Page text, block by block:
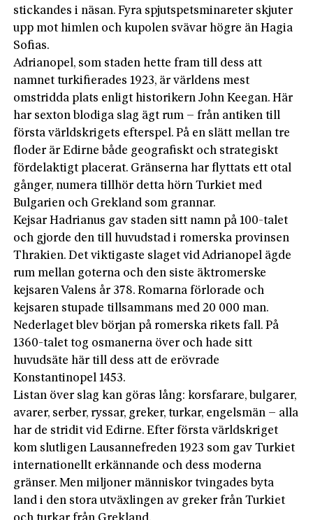
stickandes i näsan. Fyra spjutspetsminareter skjuter
upp mot himlen och kupolen svävar hög­re än Hagia
Sofias.
Adrianopel, som staden hette fram till dess att
namnet turkifierades 1923, är världens mest
omstridda plats enligt historikern John Keegan. Här
har sexton blodiga slag ägt rum – från antiken till
första världskrigets efterspel. På en slätt mellan tre
floder är Edirne både geografiskt och strategiskt
fördelaktigt placerat. Gränserna har flyttats ett otal
gånger, numera tillhör detta hörn Tur­kiet med
Bulgarien och Grekland som grannar.
Kejsar Hadrianus gav staden sitt namn på 100-talet
och gjorde den till huvudstad i romerska provinsen
Thrakien. Det viktigaste slaget vid Adrianopel ägde
rum mellan goterna och den siste äktromerske
kejsaren Valens år 378. Romarna förlorade och
kejsaren stupade tillsammans med 20 000 man.
Nederlaget blev början på romerska rikets fall. På
1360-talet tog osmanerna över och hade sitt
huvudsäte här till dess att de erövrade
Konstantinopel 1453.
Listan över slag kan göras lång: korsfarare, bulgarer,
avarer, serber, ryssar, greker, turkar, engelsmän – alla
har de stridit vid Edirne. Efter första världskriget
kom slutligen Lausannefreden 1923 som gav Turkiet
internationellt erkännande och dess moderna
gränser. Men miljoner människor tvingades byta
land i den stora utväxlingen av greker från Turkiet